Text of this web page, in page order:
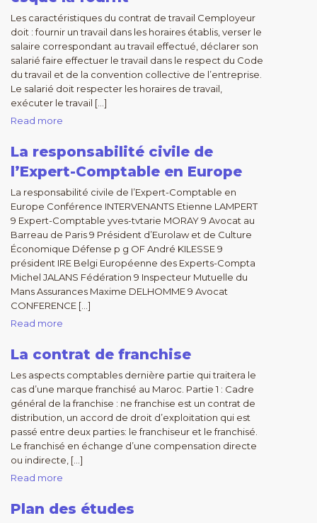
Les caractéristiques du contrat de travail Cemployeur
doit : fournir un travail dans les horaires établis, verser le
salaire correspondant au travail effectué, déclarer son
salarié faire effectuer le travail dans le respect du Code
du travail et de la convention collective de l’entreprise.
Le salarié doit respecter les horaires de travail,
exécuter le travail […]
Read more
La responsabilité civile de
l’Expert-Comptable en Europe
La responsabilité civile de l’Expert-Comptable en
Europe Conférence INTERVENANTS Etienne LAMPERT
9 Expert-Comptable yves-tvtarie MORAY 9 Avocat au
Barreau de Paris 9 Président d’Eurolaw et de Culture
Économique Défense p g OF André KILESSE 9
président IRE Belgi Européenne des Experts-Compta
Michel JALANS Fédération 9 Inspecteur Mutuelle du
Mans Assurances Maxime DELHOMME 9 Avocat
CONFERENCE […]
Read more
La contrat de franchise
Les aspects comptables dernière partie qui traitera le
cas d’une marque franchisé au Maroc. Partie 1 : Cadre
général de la franchise : ne franchise est un contrat de
distribution, un accord de droit d’exploitation qui est
passé entre deux parties: le franchiseur et le franchisé.
Le franchisé en échange d’une compensation directe
ou indirecte, […]
Read more
Plan des études